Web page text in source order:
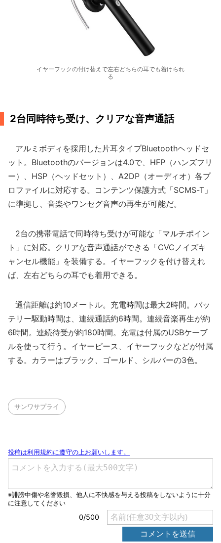
イヤーフックの付け替えで左右どちらの耳でも着けられ
る
2台同時待ち受け、クリアな音声通話
アルミボディを採用した片耳タイプBluetoothヘッドセ
ット。Bluetoothのバージョンは4.0で、HFP（ハンズフリ
ー）、HSP（ヘッドセット）、A2DP（オーディオ）各プ
ロファイルに対応する。コンテンツ保護方式「SCMS-T」
に準拠し、音楽やワンセグ音声の再生が可能だ。
2台の携帯電話で同時待ち受けが可能な「マルチポイン
ト」に対応。クリアな音声通話ができる「CVCノイズキ
ャンセル機能」を装備する。イヤーフックを付け替えれ
ば、左右どちらの耳でも着用できる。
通信距離は約10メートル。充電時間は最大2時間。バッ
テリー駆動時間は、連続通話約6時間。連続音楽再生が約
6時間。連続待受が約180時間。充電は付属のUSBケーブ
ルを使って行う。イヤーピース、イヤーフックなどが付属
する。カラーはブラック、ゴールド、シルバーの3色。
サンワサプライ